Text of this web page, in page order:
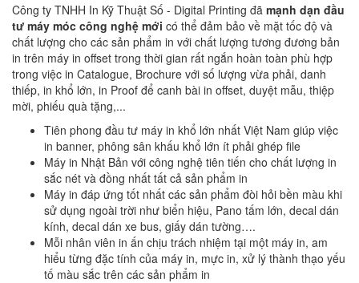
Công ty TNHH In Kỹ Thuật Số - Digital Printing đã mạnh dạn đầu
tư máy móc công nghệ mới có thể đảm bảo về mặt tốc độ và
chất lượng cho các sản phẩm in với chất lượng tương đương bản
in trên máy in offset trong thời gian rất ngắn hoàn toàn phù hợp
trong việc in Catalogue, Brochure với số lượng vừa phải, danh
thiếp, in khổ lớn, in Proof để canh bài in offset, duyệt mẫu, thiệp
mời, phiếu quà tặng,...
Tiên phong đầu tư máy in khổ lớn nhất Việt Nam giúp việc
in banner, phông sân khấu khổ lớn ít phải ghép file
Máy in Nhật Bản với công nghệ tiên tiến cho chất lượng in
sắc nét và đồng nhất tất cả sản phẩm in
Máy in đáp ứng tốt nhất các sản phẩm đòi hỏi bền màu khi
sử dụng ngoài trời như biển hiệu, Pano tấm lớn, decal dán
kính, decal dán xe bus, giấy dán tường….
Mỗi nhân viên in ấn chịu trách nhiệm tại một máy in, am
hiểu từng đặc tính của máy in, mực in, xử lý thành thạo yếu
tố màu sắc trên các sản phẩm in